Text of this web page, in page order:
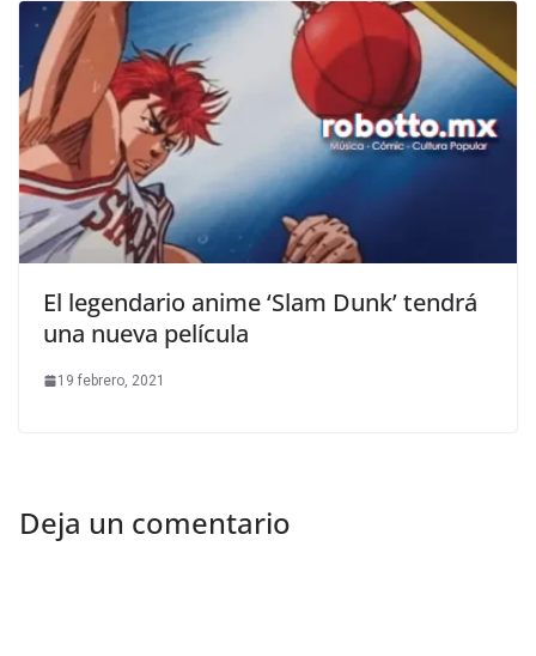
El legendario anime ‘Slam Dunk’ tendrá
una nueva película
19 febrero, 2021
Deja un comentario